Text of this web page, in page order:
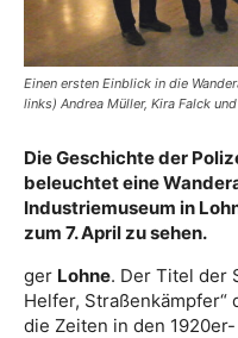
Einen ersten Einblick in die
links) Andrea Müller, Kira Falck
Die Geschichte der
beleuchtet eine
Industriemuseum in
zum 7. April zu sehen.
ger Lohne. Der Titel der
Helfer, Straßenkämpfer“
die Zeiten in den